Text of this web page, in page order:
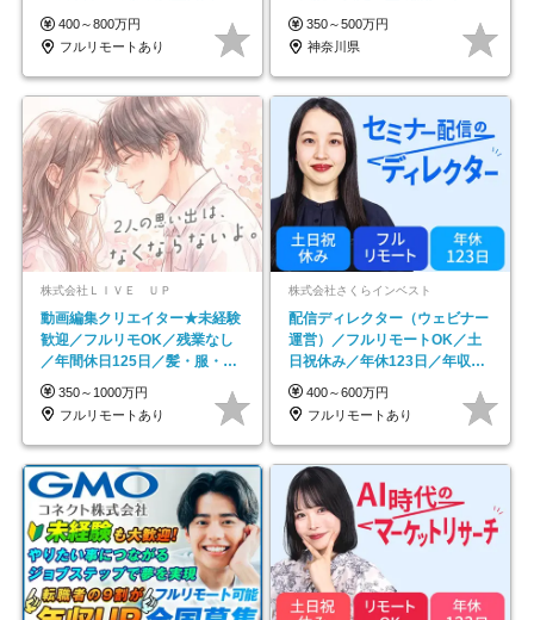
400～800万円
フルリモートあり
務
350～500万円
神奈川県
株式会社ＬＩＶＥ ＵＰ
動画編集クリエイター★未経験
歓迎／フルリモOK／残業なし
／年間休日125日／髪・服・ネ
イル自由／研修充実で安心
350～1000万円
フルリモートあり
株式会社さくらインベスト
配信ディレクター（ウェビナー
運営）／フルリモートOK／土
日祝休み／年休123日／年収
600万円可
400～600万円
フルリモートあり